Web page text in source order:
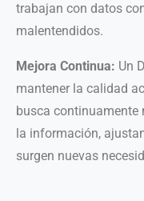
trabajan con datos
malentendidos.
Mejora Continua: Un
mantener la calidad
busca continuamente
la información,
surgen nuevas